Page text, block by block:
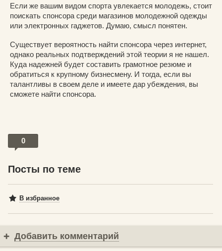
Если же вашим видом спорта увлекается молодежь, стоит
поискать спонсора среди магазинов молодежной одежды
или электронных гаджетов. Думаю, смысл понятен.
Существует вероятность найти спонсора через интернет,
однако реальных подтверждений этой теории я не нашел.
Куда надежней будет составить грамотное резюме и
обратиться к крупному бизнесмену. И тогда, если вы
талантливы в своем деле и имеете дар убеждения, вы
сможете найти спонсора.
0
Посты по теме
В избранное
Добавить комментарий